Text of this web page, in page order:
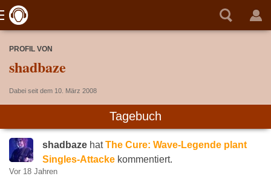
PROFIL VON
shadbaze
Dabei seit dem 10. März 2008
Tagebuch
shadbaze hatThe Cure: Wave-Legende plant
Singles-Attacke kommentiert.
Vor 18 Jahren